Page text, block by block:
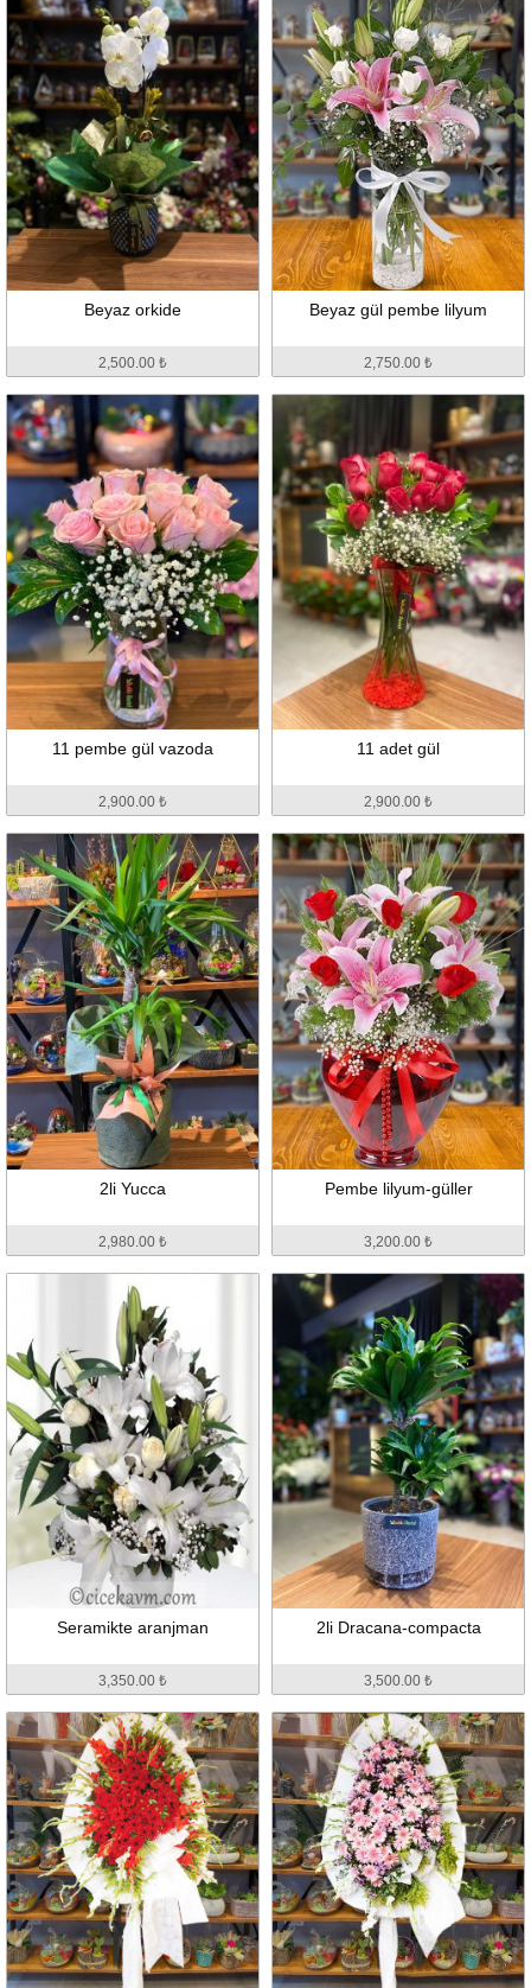
Beyaz orkide
2,500.00 ₺
Beyaz gül pembe lilyum
2,750.00 ₺
11 pembe gül vazoda
2,900.00 ₺
11 adet gül
2,900.00 ₺
2li Yucca
2,980.00 ₺
Pembe lilyum-güller
3,200.00 ₺
Seramikte aranjman
3,350.00 ₺
2li Dracana-compacta
3,500.00 ₺